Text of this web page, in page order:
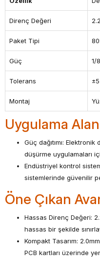
Direnç Değeri
Paket Tipi
Güç 1/
Tolerans
Montaj
Uygulama
Güç dağıtımı:
düşürme uygulamaları
Endüstriyel kontrol
sistemlerinde güvenilir
Öne Çıkan
Hassas Direnç Değeri:
hassas bir şekilde
Kompakt Tasarım:
PCB kartları üzerinde